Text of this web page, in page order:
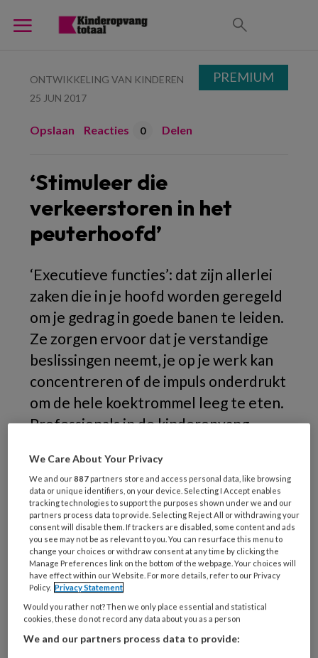
ONTWIKKELING VAN KINDEREN
25 JUN 2017
Opslaan Reacties 0 Delen
‘Stimuleer die
verkeerstoren in het
peuterhoofd’
‘Executieve functies’: dat zijn allerlei
zaken die in je hoofd worden geregeld
om je gedrag in goede banen te leiden.
Ze zorgen ervoor dat je verstandige
beslissingen neemt, je op je werk kan
concentreren of de impuls onderdrukt
om de hele koektrommel leeg te eten.
Professionals in de kinderopvang
stimuleren, maar weten er nog te
weinig van. Organisatie Sardes
probeert daar met haar aanbod De
Kleine Kapitein verandering in te
brengen.
De
REGISTREREN
PREMIUM
We Care About Your Privacy
We and our887 partners store and access personal data, like browsing
data or unique identifiers, on your device. Selecting I Accept enables
tracking technologies to support the purposes shown under we and our
partners process data to provide. Selecting Reject All or withdrawing your
consent will disable them. If trackers are disabled, some content and ads
you see may not be as relevant to you. You can resurface this menu to
change your choices or withdraw consent at any time by clicking the
Manage Preferences link on the bottom of the webpage. Your choices will
have effect within our Website. For more details, refer to our Privacy
Policy. Privacy Statement
Would you rather not? Then we only place essential and statistical
cookies, these do not record any data about you as a person
We and our partners process data to provide: